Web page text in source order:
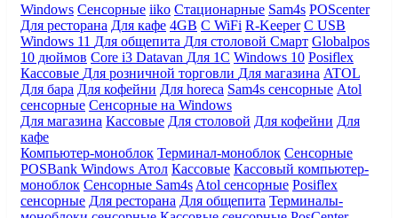
Windows Сенсорные iiko Стационарные Sam4s POScenter
Для ресторана Для кафе 4GB С WiFi R-Keeper С USB
Windows 11 Для общепита Для столовой Смарт Globalpos
10 дюймов Core i3 Datavan Для 1С Windows 10 Posiflex
Кассовые Для розничной торговли Для магазина ATOL
Для бара Для кофейни Для horeca Sam4s сенсорные Atol
сенсорные Сенсорные на Windows
Для магазина Кассовые Для столовой Для кофейни Для
кафе
Компьютер-моноблок Терминал-моноблок Сенсорные
POSBank Windows Атол Кассовые Кассовый компьютер-
моноблок Сенсорные Sam4s Atol сенсорные Posiflex
сенсорные Для ресторана Для общепита Терминалы-